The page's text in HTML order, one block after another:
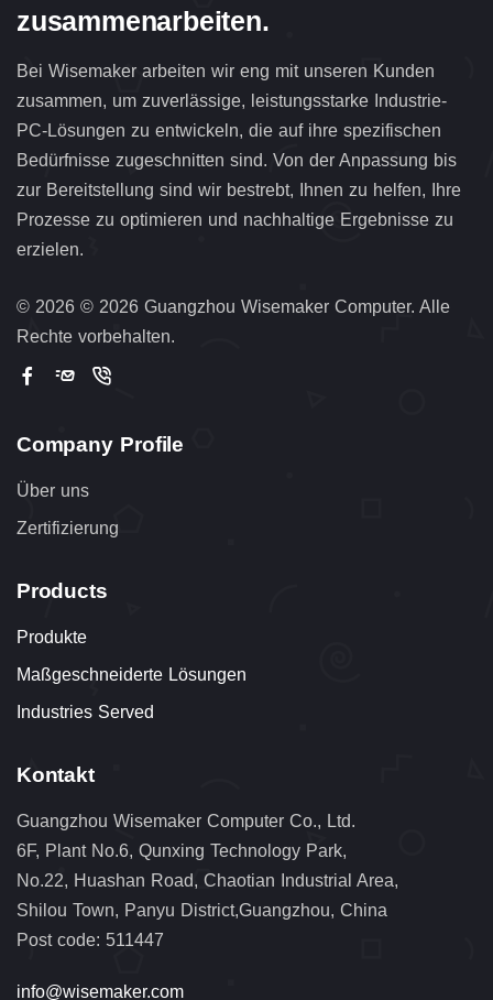
zusammenarbeiten.
Bei Wisemaker arbeiten wir eng mit unseren Kunden
zusammen, um zuverlässige, leistungsstarke Industrie-
PC-Lösungen zu entwickeln, die auf ihre spezifischen
Bedürfnisse zugeschnitten sind. Von der Anpassung bis
zur Bereitstellung sind wir bestrebt, Ihnen zu helfen, Ihre
Prozesse zu optimieren und nachhaltige Ergebnisse zu
erzielen.
© 2026 © 2026 Guangzhou Wisemaker Computer. Alle
Rechte vorbehalten.
Company Profile
Über uns
Zertifizierung
Products
Produkte
Maßgeschneiderte Lösungen
Industries Served
Kontakt
Guangzhou Wisemaker Computer Co., Ltd.
6F, Plant No.6, Qunxing Technology Park,
No.22, Huashan Road, Chaotian Industrial Area,
Shilou Town, Panyu District,Guangzhou, China
Post code: 511447
info@wisemaker.com